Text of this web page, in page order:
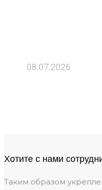
08.07.2026
Хотите c нами
Таким образом